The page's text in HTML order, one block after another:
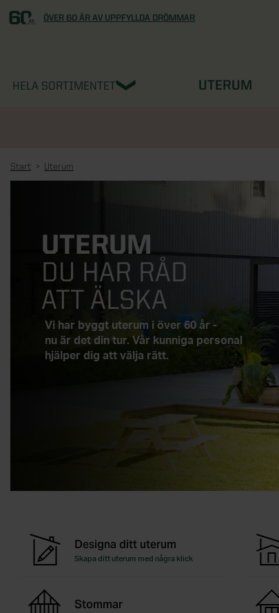
ÖVER 60 ÅR AV UPPFYLLDA DRÖMMAR
HELA SORTIMENTET UTERUM
Start Uterum
UTERUM
DU HAR RÅD
ATT ÄLSKA
Vi har byggt uterum i över 60 år -
nu är det din tur. Vår kunniga personal
hjälper dig att välja rätt.
Designa ditt uterum
Skapa ditt uterum med några klick
Stommar